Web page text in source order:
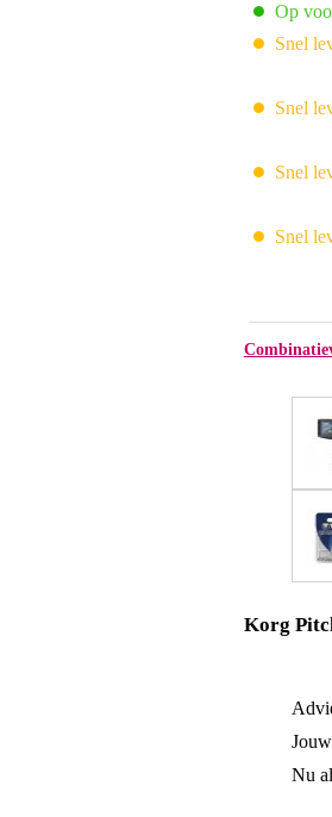
Op
Snel
Snel
Snel
Snel
Korg
Nu